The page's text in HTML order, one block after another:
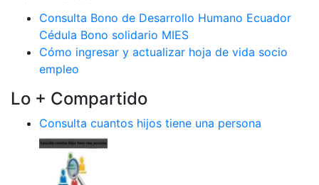
Consulta Bono de Desarrollo Humano Ecuador
Cédula Bono solidario MIES
Cómo ingresar y actualizar hoja de vida socio
empleo
Lo + Compartido
Consulta cuantos hijos tiene una persona